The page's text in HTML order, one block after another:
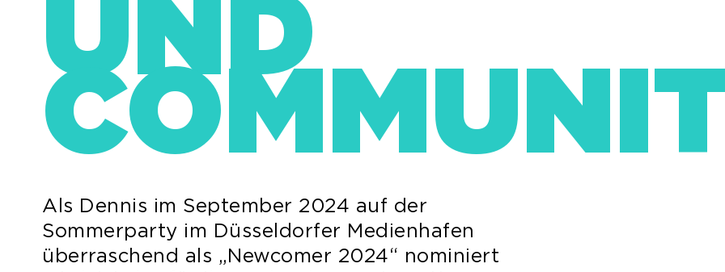
UND
Als Dennis im September 2024 auf der
Sommerparty im Düsseldorfer Medienhafen
überraschend als „Newcomer 2024“ nominiert